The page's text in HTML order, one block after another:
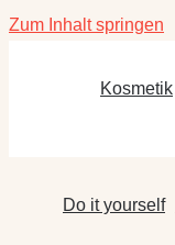
Zum Inhalt springen
Kosmetik
Do it yourself